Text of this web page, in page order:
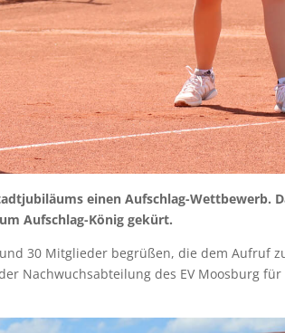
einen Aufschlag-Wettbewerb.
Aufschlag-König gekürt.
30 Mitglieder begrüßen, die dem Aufruf
Nachwuchsabteilung des EV Moosburg für